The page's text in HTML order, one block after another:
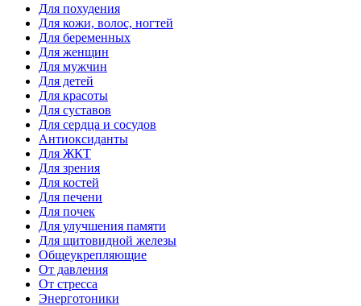
Для похудения
Для кожи, волос, ногтей
Для беременных
Для женщин
Для мужчин
Для детей
Для красоты
Для суставов
Для сердца и сосудов
Антиоксиданты
Для ЖКТ
Для зрения
Для костей
Для печени
Для почек
Для улучшения памяти
Для щитовидной железы
Общеукрепляющие
От давления
От стресса
Энерготоники